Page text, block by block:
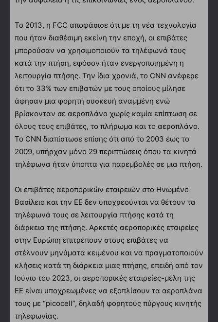
Το 2013, η FCC αποφάσισε ότι με τη νέα τεχνολογία
που ήταν διαθέσιμη εκείνη την εποχή, οι επιβάτες
μπορούσαν να χρησιμοποιούν τα τηλέφωνά τους
κατά την πτήση, εφόσον ήταν ενεργοποιημένη η
λειτουργία πτήσης. Την ίδια χρονιά, το CNN ανέφερε
ότι το 33% των επιβατών με τους οποίους μίλησε
άφησαν μια φορητή συσκευή αναμμένη ενώ
βρίσκονταν σε αεροπλάνο χωρίς καμία επίπτωση σε
όλους τους επιβάτες, το πλήρωμα και το αεροπλάνο.
Το CNN διαπίστωσε επίσης ότι από το 2003 έως το
2009, υπήρχαν μόνο 29 περιπτώσεις όπου τα κινητά
τηλέφωνα ήταν ύποπτα για παρεμβολές σε μια πτήση.
Οι επιβάτες αεροπορικών εταιρειών στο Ηνωμένο
Βασίλειο και την ΕΕ δεν υποχρεούνται να θέτουν τα
τηλέφωνά τους σε λειτουργία πτήσης κατά τη
διάρκεια της πτήσης. Αρκετές αεροπορικές εταιρείες
στην Ευρώπη επιτρέπουν στους επιβάτες να
στέλνουν μηνύματα κειμένου και να πραγματοποιούν
κλήσεις κατά τη διάρκεια μιας πτήσης, επειδή από τον
Ιούνιο του 2023, οι αεροπορικές εταιρείες-μέλη της
ΕΕ είναι υποχρεωμένες να εξοπλίσουν τα αεροπλάνα
τους με “picocell”, δηλαδή φορητούς πύργους κινητής
τηλεφωνίας.